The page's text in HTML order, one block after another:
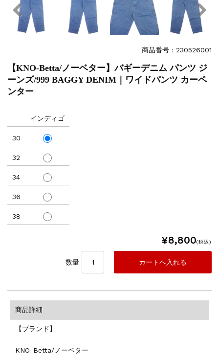
商品番号：230526001
【KNO-Betta/ノーベター】バギーデニム パンツ ジ
ーンズ/999 BAGGY DENIM｜ワイドパンツ カーペ
ンター
30
32
34
36
38
インディゴ
¥8,800(税込)
数量
商品詳細
【ブランド】
KNO-Betta/ノーベター